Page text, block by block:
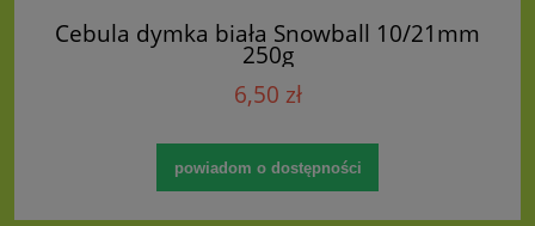
Cebula dymka biała Snowball 10/21mm
250g
6,50 zł
powiadom o dostępności